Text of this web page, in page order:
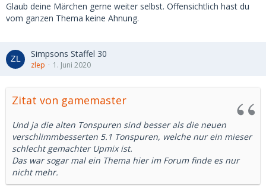
Glaub deine Märchen gerne weiter selbst. Offensichtlich hast du
vom ganzen Thema keine Ahnung.
Simpsons Staffel 30
zlep 1. Juni 2020
Zitat von gamemaster
Und ja die alten Tonspuren sind besser als die neuen
verschlimmbesserten 5.1 Tonspuren, welche nur ein mieser
schlecht gemachter Upmix ist.
Das war sogar mal ein Thema hier im Forum finde es nur
nicht mehr.